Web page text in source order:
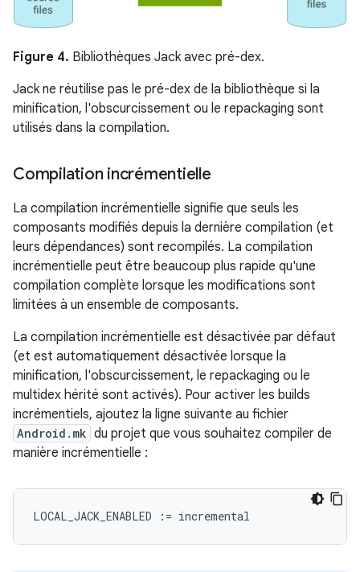
Figure 4. Bibliothèques Jack avec pré-dex.
Jack ne réutilise pas le pré-dex de la bibliothèque si la
minification, l'obscurcissement ou le repackaging sont
utilisés dans la compilation.
Compilation incrémentielle
La compilation incrémentielle signifie que seuls les
composants modifiés depuis la dernière compilation (et
leurs dépendances) sont recompilés. La compilation
incrémentielle peut être beaucoup plus rapide qu'une
compilation complète lorsque les modifications sont
limitées à un ensemble de composants.
La compilation incrémentielle est désactivée par défaut
(et est automatiquement désactivée lorsque la
minification, l'obscurcissement, le repackaging ou le
multidex hérité sont activés). Pour activer les builds
incrémentiels, ajoutez la ligne suivante au fichier
Android.mk du projet que vous souhaitez compiler de
manière incrémentielle :
LOCAL_JACK_ENABLED := incremental